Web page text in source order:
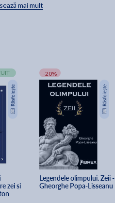
mai mult
zei si
-20%
Legendele olimpului. Zeii -
Gheorghe Popa-Lisseanu